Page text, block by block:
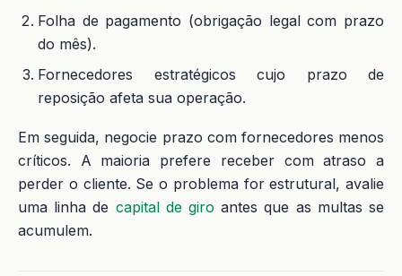
Folha de pagamento (obrigação legal com prazo
do mês).
Fornecedores estratégicos cujo prazo de
reposição afeta sua operação.
Em seguida, negocie prazo com fornecedores menos
críticos. A maioria prefere receber com atraso a
perder o cliente. Se o problema for estrutural, avalie
uma linha de capital de giro antes que as multas se
acumulem.